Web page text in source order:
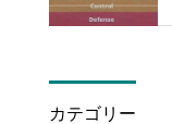
カテゴリー